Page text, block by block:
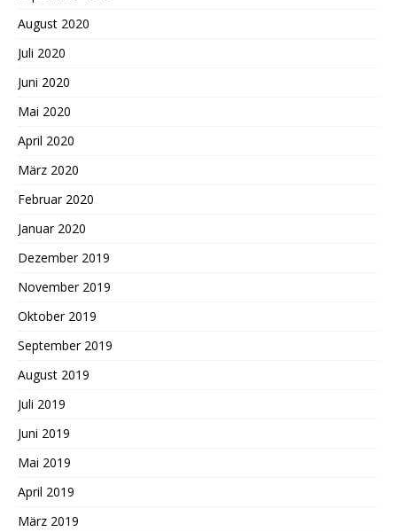
August 2020
Juli 2020
Juni 2020
Mai 2020
April 2020
März 2020
Februar 2020
Januar 2020
Dezember 2019
November 2019
Oktober 2019
September 2019
August 2019
Juli 2019
Juni 2019
Mai 2019
April 2019
März 2019